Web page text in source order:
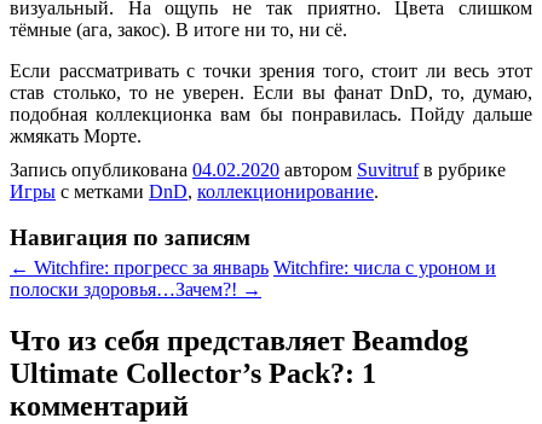
визуальный. На ощупь не так приятно. Цвета слишком
тёмные (ага, закос). В итоге ни то, ни сё.
Если рассматривать с точки зрения того, стоит ли весь этот
став столько, то не уверен. Если вы фанат DnD, то, думаю,
подобная коллекционка вам бы понравилась. Пойду дальше
жмякать Морте.
Запись опубликована 04.02.2020 автором Suvitrufв рубрике
Игры с метками DnD, коллекционирование.
Навигация по записям
← Witchfire: прогресс за январь Witchfire: числа с уроном и
полоски здоровья…Зачем?! →
Что из себя представляет Beamdog
Ultimate Collector’s Pack?: 1
комментарий